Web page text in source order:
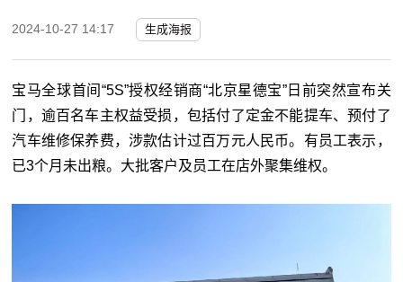
2024-10-27 14:17 生成海报
宝马全球首间“5S”授权经销商“北京星德宝”日前突然宣布关
门，逾百名车主权益受损，包括付了定金不能提车、预付了
汽车维修保养费，涉款估计过百万元人民币。有员工表示，
已3个月未出粮。大批客户及员工在店外聚集维权。